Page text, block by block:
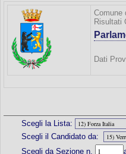
Comune
Risultati
Dati
Scegli la Lista:
Scegli il Candidato da:
Scegli da Sezione n.